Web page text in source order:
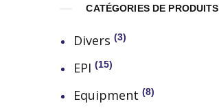
CATÉGORIES DE PRODUITS
Divers 3
EPI 15
Equipment 8